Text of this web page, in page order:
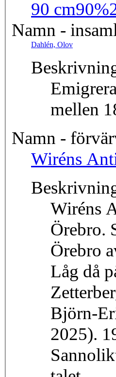
90 cm
Namn -
Dahlén, Olov
mellen
Namn -
Wiréns
Wiréns
Örebro.
Örebro
Låg då
Björn-
2025).